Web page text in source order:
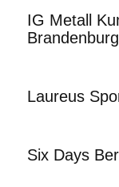
IG Metall
Laureus
Six Days